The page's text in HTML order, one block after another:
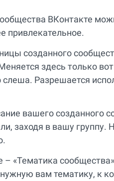
ВКонтакте
привлекательное.
созданного
здесь только
слеша. Разрешается
вашего созданного
заходя в вашу
«Тематика
вам тематику, к